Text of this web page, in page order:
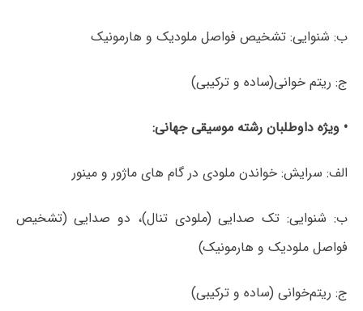
ب: شنوایی: تشخیص فواصل ملودیک و هارمونیک
ج: ریتم خوانی(ساده و ترکیبی)
• ویژه داوطلبان رشته موسیقی جهانی:
الف: سرایش: خواندن ملودی در گام های ماژور و مینور
ب: شنوایی: تک صدایی (ملودی تنال)، دو صدایی (تشخیص
فواصل ملودیک و هارمونیک)
ج: ریتم‌خوانی (ساده و ترکیبی)